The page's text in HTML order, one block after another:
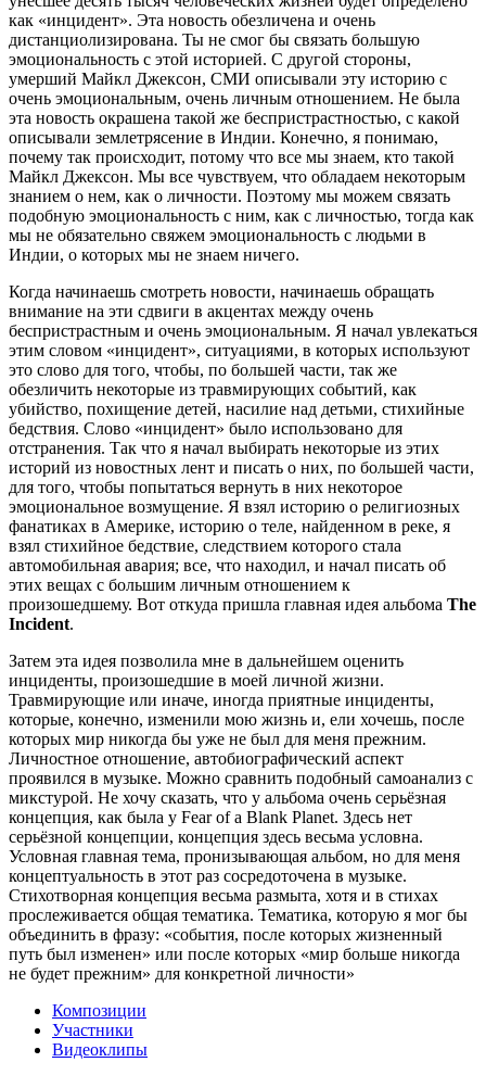
как «инцидент». Эта новость обезличена и очень
дистанциолизирована. Ты не смог бы связать большую
эмоциональность с этой историей. С другой стороны,
умерший Майкл Джексон, СМИ описывали эту историю с
очень эмоциональным, очень личным отношением. Не была
эта новость окрашена такой же беспристрастностью, с какой
описывали землетрясение в Индии. Конечно, я понимаю,
почему так происходит, потому что все мы знаем, кто такой
Майкл Джексон. Мы все чувствуем, что обладаем некоторым
знанием о нем, как о личности. Поэтому мы можем связать
подобную эмоциональность с ним, как с личностью, тогда как
мы не обязательно свяжем эмоциональность с людьми в
Индии, о которых мы не знаем ничего.
Когда начинаешь смотреть новости, начинаешь обращать
внимание на эти сдвиги в акцентах между очень
беспристрастным и очень эмоциональным. Я начал увлекаться
этим словом «инцидент», ситуациями, в которых используют
это слово для того, чтобы, по большей части, так же
обезличить некоторые из травмирующих событий, как
убийство, похищение детей, насилие над детьми, стихийные
бедствия. Слово «инцидент» было использовано для
отстранения. Так что я начал выбирать некоторые из этих
историй из новостных лент и писать о них, по большей части,
для того, чтобы попытаться вернуть в них некоторое
эмоциональное возмущение. Я взял историю о религиозных
фанатиках в Америке, историю о теле, найденном в реке, я
взял стихийное бедствие, следствием которого стала
автомобильная авария; все, что находил, и начал писать об
этих вещах с большим личным отношением к
произошедшему. Вот откуда пришла главная идея альбома The
Incident.
Затем эта идея позволила мне в дальнейшем оценить
инциденты, произошедшие в моей личной жизни.
Травмирующие или иначе, иногда приятные инциденты,
которые, конечно, изменили мою жизнь и, ели хочешь, после
которых мир никогда бы уже не был для меня прежним.
Личностное отношение, автобиографический аспект
проявился в музыке. Можно сравнить подобный самоанализ с
микстурой. Не хочу сказать, что у альбома очень серьёзная
концепция, как была у Fear of a Blank Planet. Здесь нет
серьёзной концепции, концепция здесь весьма условна.
Условная главная тема, пронизывающая альбом, но для меня
концептуальность в этот раз сосредоточена в музыке.
Стихотворная концепция весьма размыта, хотя и в стихах
прослеживается общая тематика. Тематика, которую я мог бы
объединить в фразу: «события, после которых жизненный
путь был изменен» или после которых «мир больше никогда
не будет прежним» для конкретной личности»
Композиции
Участники
Видеоклипы